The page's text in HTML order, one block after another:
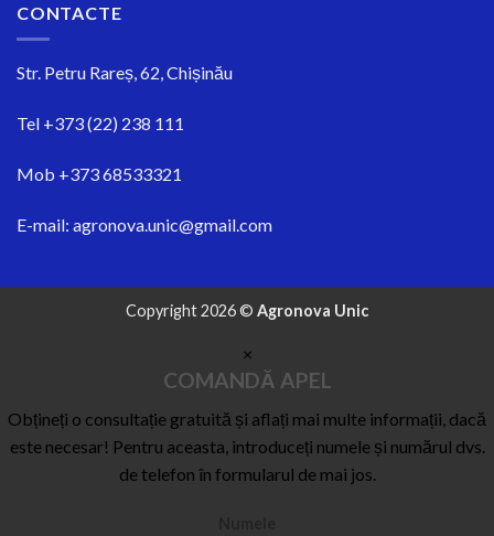
CONTACTE
Str. Petru Rareș, 62, Chișinău
Tel +373 (22) 238 111
Mob +373 68533321
E-mail: agronova.unic@gmail.com
Copyright 2026 © Agronova Unic
×
COMANDĂ APEL
Obțineți o consultație gratuită și aflați mai multe informații, dacă
este necesar! Pentru aceasta, introduceți numele și numărul dvs.
de telefon în formularul de mai jos.